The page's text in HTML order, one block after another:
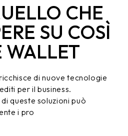
CHE
SU COSÌ
di nuove tecnologie
per il business.
queste soluzioni può
i pro